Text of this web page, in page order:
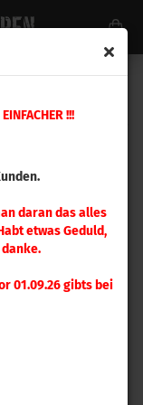
!!!
daran das alles
etwas Geduld,
01.09.26 gibts bei